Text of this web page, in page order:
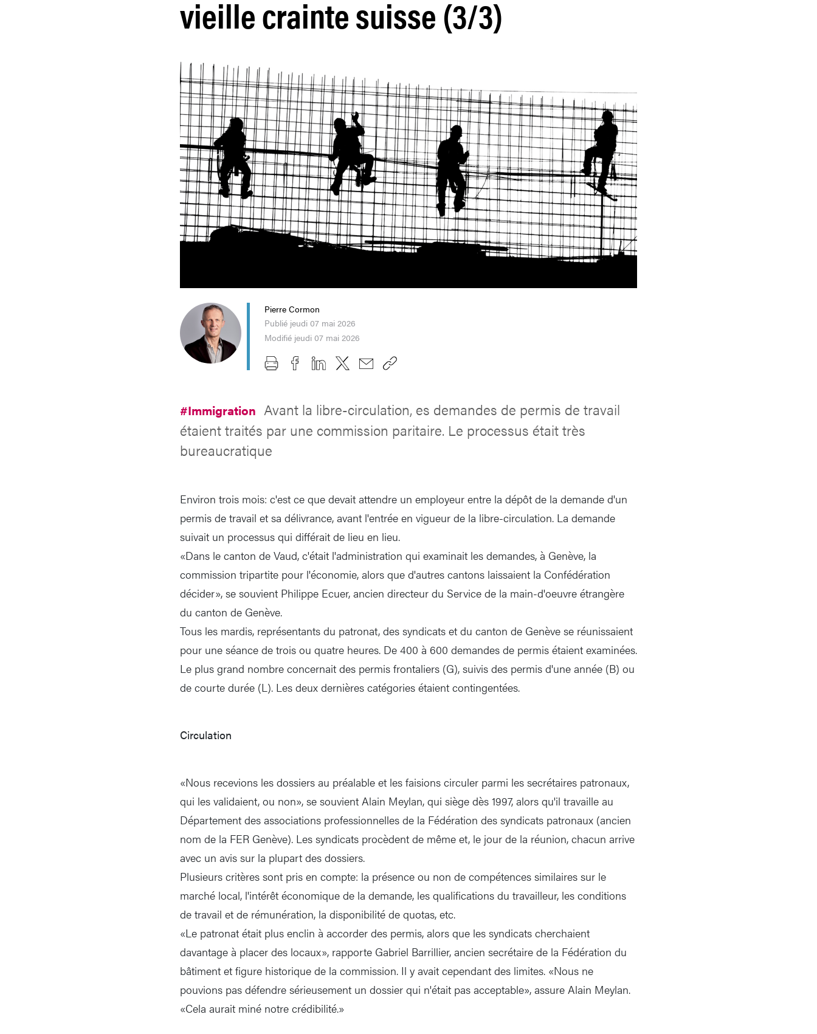
vieille crainte suisse (3/3)
Pierre Cormon
Publié jeudi 07 mai 2026
Modifié jeudi 07 mai 2026
#Immigration Avant la libre-circulation, es demandes de permis de travail
étaient traités par une commission paritaire. Le processus était très
bureaucratique
Environ trois mois: c'est ce que devait attendre un employeur entre la dépôt de la demande d'un
permis de travail et sa délivrance, avant l'entrée en vigueur de la libre-circulation. La demande
suivait un processus qui différait de lieu en lieu.
«Dans le canton de Vaud, c'était l'administration qui examinait les demandes, à Genève, la
commission tripartite pour l'économie, alors que d'autres cantons laissaient la Confédération
décider», se souvient Philippe Ecuer, ancien directeur du Service de la main-d'oeuvre étrangère
du canton de Genève.
Tous les mardis, représentants du patronat, des syndicats et du canton de Genève se réunissaient
pour une séance de trois ou quatre heures. De 400 à 600 demandes de permis étaient examinées.
Le plus grand nombre concernait des permis frontaliers (G), suivis des permis d'une année (B) ou
de courte durée (L). Les deux dernières catégories étaient contingentées.
Circulation
«Nous recevions les dossiers au préalable et les faisions circuler parmi les secrétaires patronaux,
qui les validaient, ou non», se souvient Alain Meylan, qui siège dès 1997, alors qu'il travaille au
Département des associations professionnelles de la Fédération des syndicats patronaux (ancien
nom de la FER Genève). Les syndicats procèdent de même et, le jour de la réunion, chacun arrive
avec un avis sur la plupart des dossiers.
Plusieurs critères sont pris en compte: la présence ou non de compétences similaires sur le
marché local, l'intérêt économique de la demande, les qualifications du travailleur, les conditions
de travail et de rémunération, la disponibilité de quotas, etc.
«Le patronat était plus enclin à accorder des permis, alors que les syndicats cherchaient
davantage à placer des locaux», rapporte Gabriel Barrillier, ancien secrétaire de la Fédération du
bâtiment et figure historique de la commission. Il y avait cependant des limites. «Nous ne
pouvions pas défendre sérieusement un dossier qui n'était pas acceptable», assure Alain Meylan.
«Cela aurait miné notre crédibilité.»